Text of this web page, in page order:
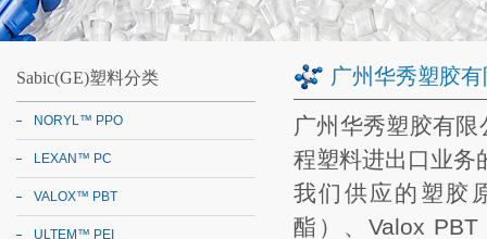
广州华秀塑胶
广州华秀塑胶有限
程塑料进出口业务
我们供应的塑胶
酯）、 Valox PBT
Sabic(GE)塑料分类
NORYL™ PPO
LEXAN™ PC
VALOX™ PBT
ULTEM™ PEI